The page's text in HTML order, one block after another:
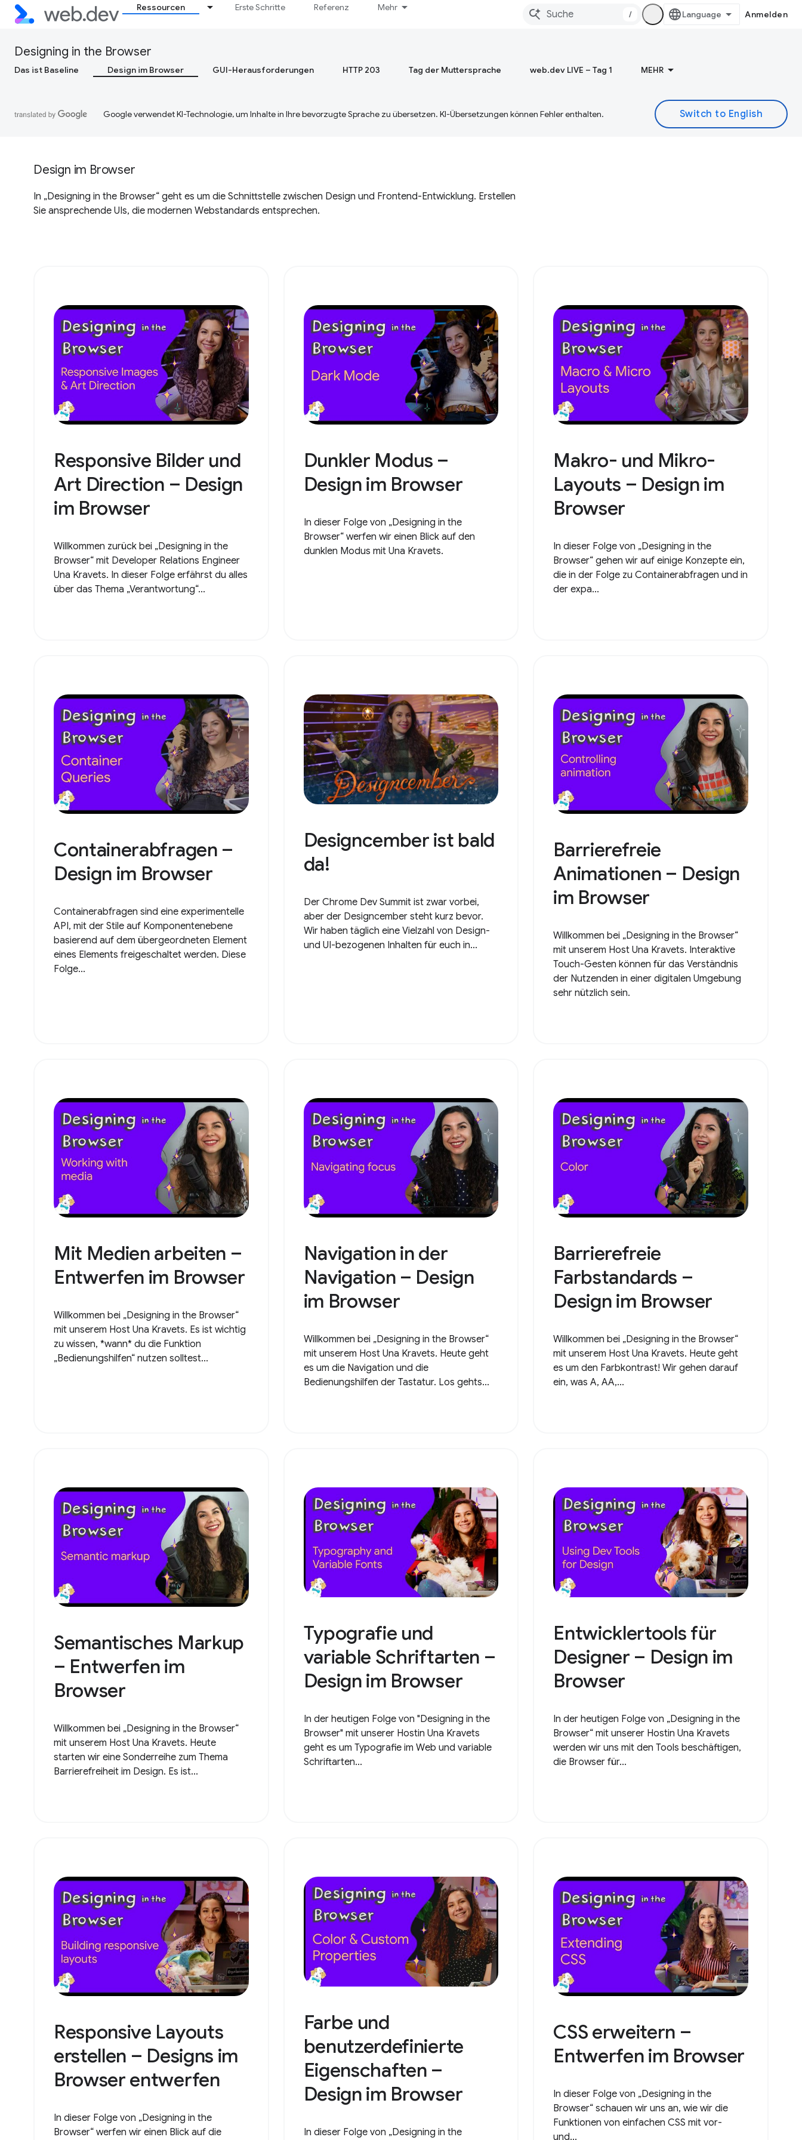
Ressourcen Erste Schritte Referenz Mehr
/ Anmelden
Designing in the Browser
Das ist Baseline Design im Browser GUI-Herausforderungen HTTP 203 Tag der Muttersprache web.dev LIVE – Tag 1 MEHR
Google verwendet KI-Technologie, um Inhalte in Ihre bevorzugte Sprache zu übersetzen. KI-Übersetzungen können Fehler enthalten.
Design im Browser
In „Designing in the Browser“ geht es um die Schnittstelle zwischen Design und Frontend-Entwicklung. Erstellen
Sie ansprechende UIs, die modernen Webstandards entsprechen.
Responsive Bilder und
Art Direction – Design
im Browser
Willkommen zurück bei „Designing in the
Browser“ mit Developer Relations Engineer
Una Kravets. In dieser Folge erfährst du alles
über das Thema „Verantwortung“...
Dunkler Modus –
Design im Browser
In dieser Folge von „Designing in the
Browser“ werfen wir einen Blick auf den
dunklen Modus mit Una Kravets.
Makro- und Mikro-
Layouts – Design im
Browser
In dieser Folge von „Designing in the
Browser“ gehen wir auf einige Konzepte ein,
die in der Folge zu Containerabfragen und in
der expa...
Containerabfragen –
Design im Browser
Containerabfragen sind eine experimentelle
API, mit der Stile auf Komponentenebene
basierend auf dem übergeordneten Element
eines Elements freigeschaltet werden. Diese
Folge...
Designcember ist bald
da!
Der Chrome Dev Summit ist zwar vorbei,
aber der Designcember steht kurz bevor.
Wir haben täglich eine Vielzahl von Design-
und UI-bezogenen Inhalten für euch in...
Barrierefreie
Animationen – Design
im Browser
Willkommen bei „Designing in the Browser“
mit unserem Host Una Kravets. Interaktive
Touch-Gesten können für das Verständnis
der Nutzenden in einer digitalen Umgebung
sehr nützlich sein.
Mit Medien arbeiten –
Entwerfen im Browser
Willkommen bei „Designing in the Browser“
mit unserem Host Una Kravets. Es ist wichtig
zu wissen, *wann* du die Funktion
„Bedienungshilfen“ nutzen solltest...
Navigation in der
Navigation – Design
im Browser
Willkommen bei „Designing in the Browser“
mit unserem Host Una Kravets. Heute geht
es um die Navigation und die
Bedienungshilfen der Tastatur. Los gehts...
Barrierefreie
Farbstandards –
Design im Browser
Willkommen bei „Designing in the Browser“
mit unserem Host Una Kravets. Heute geht
es um den Farbkontrast! Wir gehen darauf
ein, was A, AA,...
Semantisches Markup
– Entwerfen im
Browser
Willkommen bei „Designing in the Browser“
mit unserem Host Una Kravets. Heute
starten wir eine Sonderreihe zum Thema
Barrierefreiheit im Design. Es ist...
Typografie und
variable Schriftarten –
Design im Browser
In der heutigen Folge von "Designing in the
Browser" mit unserer Hostin Una Kravets
geht es um Typografie im Web und variable
Schriftarten...
Entwicklertools für
Designer – Design im
Browser
In der heutigen Folge von „Designing in the
Browser“ mit unserer Hostin Una Kravets
werden wir uns mit den Tools beschäftigen,
die Browser für...
Responsive Layouts
erstellen – Designs im
Browser entwerfen
In dieser Folge von „Designing in the
Browser“ werfen wir einen Blick auf die
Farbe und
benutzerdefinierte
Eigenschaften –
Design im Browser
In dieser Folge von „Designing in the
CSS erweitern –
Entwerfen im Browser
In dieser Folge von „Designing in the
Browser“ schauen wir uns an, wie wir die
Funktionen von einfachen CSS mit vor-
und...